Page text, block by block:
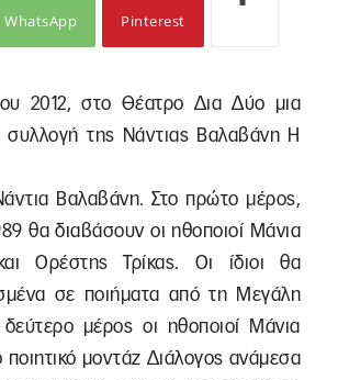
WhatsApp Pinterest
2012, στο Θέατρο Δια Δύο μια
συλλογή της Νάντιας Βαλαβάνη Η
Βαλαβάνη. Στο πρώτο μέρος,
θα διαβάσουν οι ηθοποιοί Μάνια
Ορέστης Τρίκας. Οι ίδιοι θα
σε ποιήματα από τη Μεγάλη
μέρος οι ηθοποιοί Μάνια
μοντάζ Διάλογος ανάμεσα